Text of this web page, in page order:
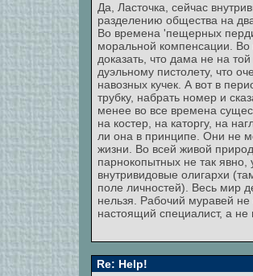
Да, Ласточка, сейчас
разделению общества на
Во времена 'пещерных
моральной компенсации. Во
доказать, что дама не на
дуэльному пистолету, что
навозных кучек. А вот в
трубку, набрать номер и
менее во все времена
на костер, на каторгу, на
ли она в принципе. Они не
жизни. Во всей живой
парнокопытных не так
внутривидовые олигархи
поле личностей). Весь мир
нельзя. Рабочий муравей не
настоящий специалист, а не
Re: Help!